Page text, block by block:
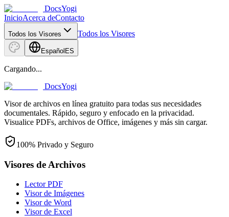
DocsYogi
InicioAcerca deContacto
Todos los Visores Todos los Visores
Español ES
Cargando...
DocsYogi
Visor de archivos en línea gratuito para todas sus necesidades
documentales. Rápido, seguro y enfocado en la privacidad.
Visualice PDFs, archivos de Office, imágenes y más sin cargar.
100% Privado y Seguro
Visores de Archivos
Lector PDF
Visor de Imágenes
Visor de Word
Visor de Excel